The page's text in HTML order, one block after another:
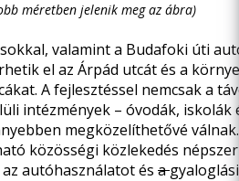
méretben jelenik meg az ábra)
valamint a Budafoki úti
el az Árpád utcát és a
A fejlesztéssel nemcsak a
intézmények – óvodák, iskolák
megközelíthetővé
közösségi közlekedés
autóhasználatot és a